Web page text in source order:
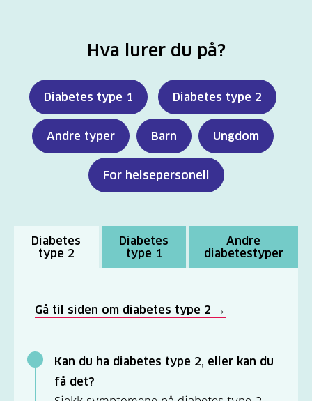
Hva lurer du på?
Diabetes type 1 Diabetes type 2
Andre typer Barn Ungdom
For helsepersonell
Diabetes
type 2
Diabetes
type 1
Andre
diabetestyper
Gå til siden om diabetes type 2 →
Kan du ha diabetes type 2, eller kan du
få det?